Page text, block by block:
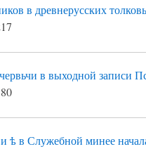
в древнерусских
в выходной записи
ѣ в Служебной минее